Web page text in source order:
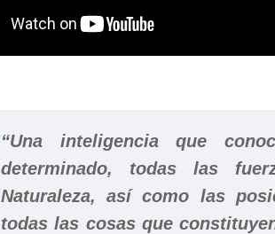
“Una inteligencia que
determinado, todas las
Naturaleza, así como las
todas las cosas que